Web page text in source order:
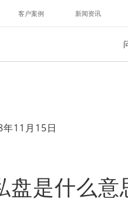
客户案例 新闻资讯
11月15日
盘是什么意